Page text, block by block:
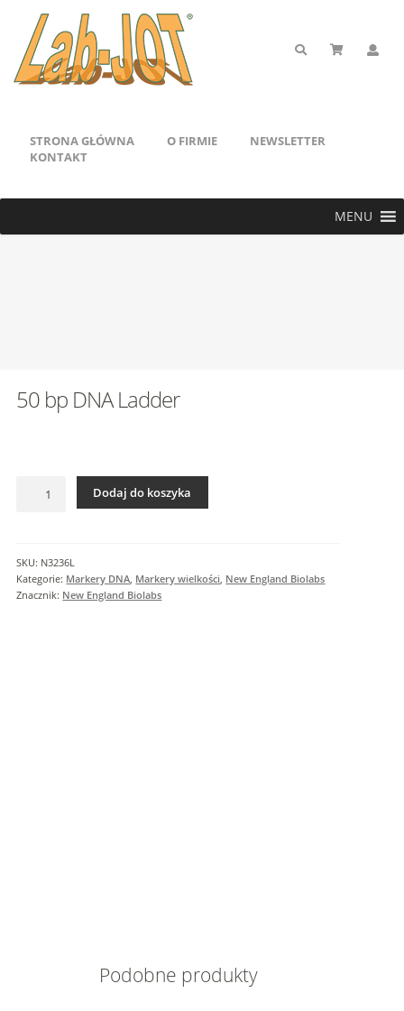
STRONA GŁÓWNA O FIRMIE
NEWSLETTER
KONTAKT
MENU
50 bp DNA Ladder
Ladder
Dodaj do koszyka
SKU: N3236L
Kategorie: Markery DNA Markery wielkości New England Biolabs
Znacznik: New England Biolabs
Podobne produkty